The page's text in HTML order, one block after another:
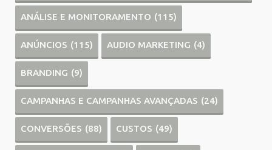
ANÁLISE E MONITORAMENTO (115)
ANÚNCIOS (115) AUDIO MARKETING (4)
BRANDING (9)
CAMPANHAS E CAMPANHAS AVANÇADAS (24)
CONVERSÕES (88) CUSTOS (49)